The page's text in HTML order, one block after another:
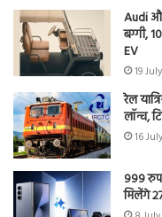
Audi
बग्गी,
EV
19
रेल
लॉन्च,
16
999
मिलेंगे